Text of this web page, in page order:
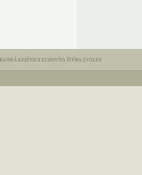
KNIŽNICA ĽUDOVÍTA ŠTÚRA ZVOLEN